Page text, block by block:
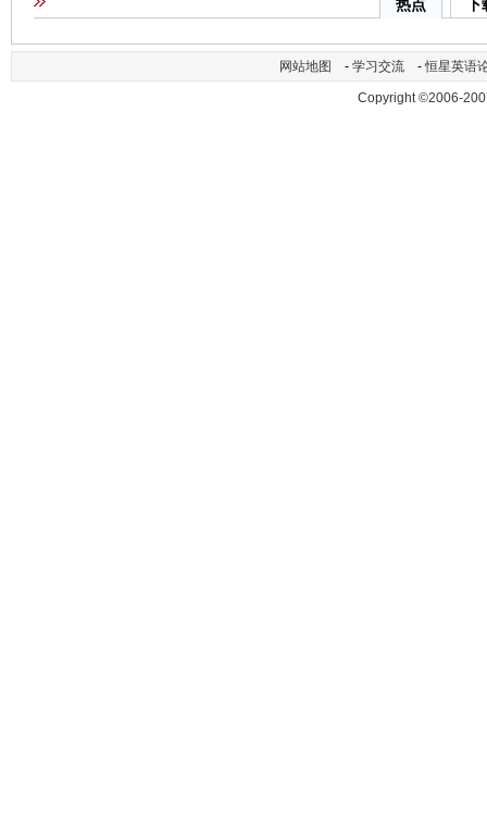
热点 下
网站地图 - 学习交流 -恒星英语
Copyright ©2006-